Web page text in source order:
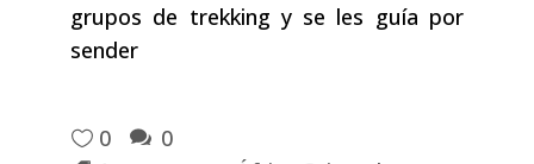
grupos de trekking y se les guía por
sender
0
0